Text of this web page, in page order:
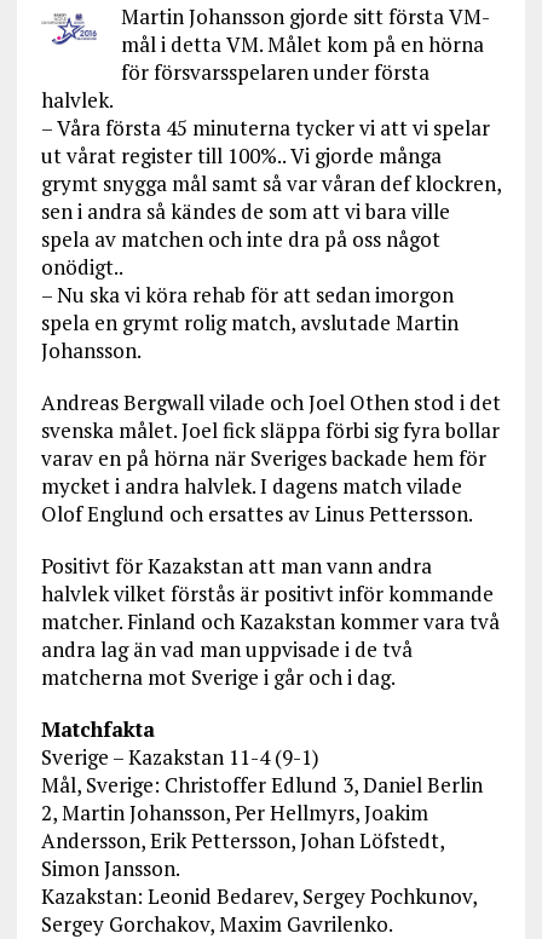
Martin Johansson gjorde sitt första VM-
mål i detta VM. Målet kom på en hörna
för försvarsspelaren under första
halvlek.
– Våra första 45 minuterna tycker vi att vi spelar
ut vårat register till 100%.. Vi gjorde många
grymt snygga mål samt så var våran def klockren,
sen i andra så kändes de som att vi bara ville
spela av matchen och inte dra på oss något
onödigt..
– Nu ska vi köra rehab för att sedan imorgon
spela en grymt rolig match, avslutade Martin
Johansson.
Andreas Bergwall vilade och Joel Othen stod i det
svenska målet. Joel fick släppa förbi sig fyra bollar
varav en på hörna när Sveriges backade hem för
mycket i andra halvlek. I dagens match vilade
Olof Englund och ersattes av Linus Pettersson.
Positivt för Kazakstan att man vann andra
halvlek vilket förstås är positivt inför kommande
matcher. Finland och Kazakstan kommer vara två
andra lag än vad man uppvisade i de två
matcherna mot Sverige i går och i dag.
Matchfakta
Sverige – Kazakstan 11-4 (9-1)
Mål, Sverige: Christoffer Edlund 3, Daniel Berlin
2, Martin Johansson, Per Hellmyrs, Joakim
Andersson, Erik Pettersson, Johan Löfstedt,
Simon Jansson.
Kazakstan: Leonid Bedarev, Sergey Pochkunov,
Sergey Gorchakov, Maxim Gavrilenko.